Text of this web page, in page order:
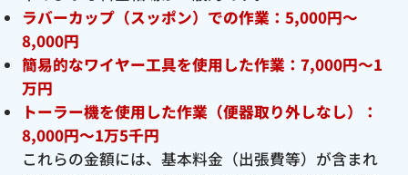
ラバーカップ（スッポン）での作業：5,000円〜
8,000円
簡易的なワイヤー工具を使用した作業：7,000円〜1
万円
トーラー機を使用した作業（便器取り外しなし）：
8,000円〜1万5千円
これらの金額には、基本料金（出張費等）が含まれ